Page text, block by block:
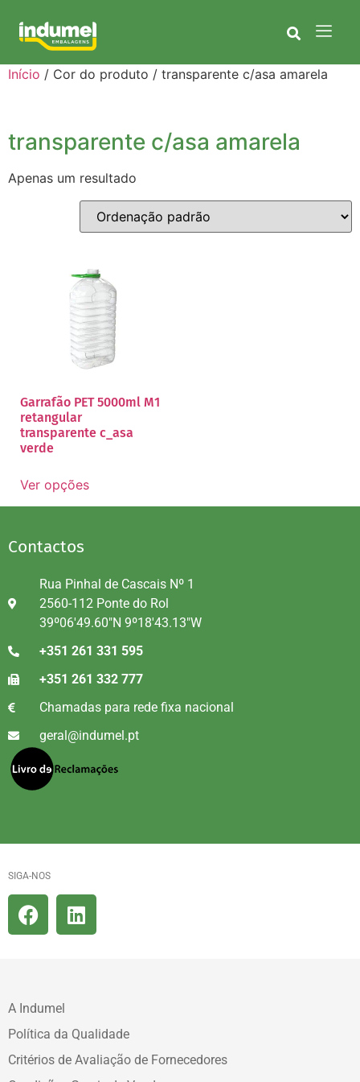
Início / Cor do produto / transparente c/asa amarela
transparente c/asa amarela
Apenas um resultado
Garrafão PET 5000ml M1
retangular
transparente c_asa
verde
Ver opções
Contactos
Rua Pinhal de Cascais Nº 1
2560-112 Ponte do Rol
39º06'49.60"N 9º18'43.13"W
+351 261 331 595
+351 261 332 777
Chamadas para rede fixa nacional
geral@indumel.pt
SIGA-NOS
A Indumel
Política da Qualidade
Critérios de Avaliação de Fornecedores